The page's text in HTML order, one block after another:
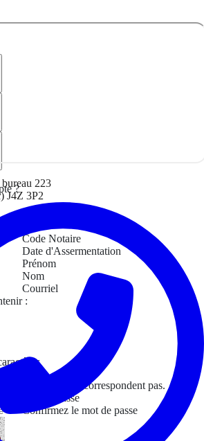
223
J4Z 3P2
?
Code Notaire
Date d'Assermentation
Prénom
Nom
Courriel
:
avez saisis ne correspondent pas.
Mot de passe
Confirmez le mot de passe